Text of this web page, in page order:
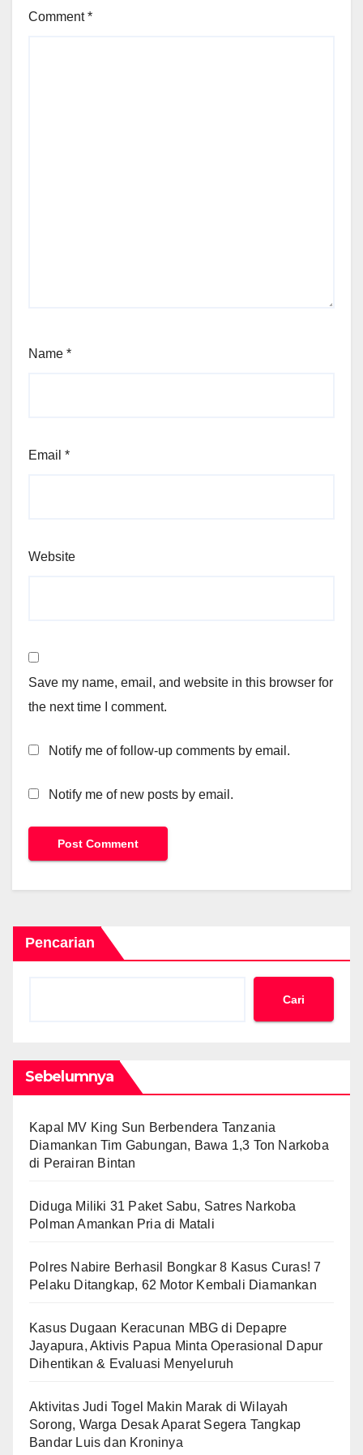
Comment*
Name *
Email *
Website
Save my name, email, and website in this browser for
the next time I comment.
Notify me of follow-up comments by email.
Notify me of new posts by email.
Pencarian
Cari
Sebelumnya
Kapal MV King Sun Berbendera Tanzania
Diamankan Tim Gabungan, Bawa 1,3 Ton Narkoba
di Perairan Bintan
Diduga Miliki 31 Paket Sabu, Satres Narkoba
Polman Amankan Pria di Matali
Polres Nabire Berhasil Bongkar 8 Kasus Curas! 7
Pelaku Ditangkap, 62 Motor Kembali Diamankan
Kasus Dugaan Keracunan MBG di Depapre
Jayapura, Aktivis Papua Minta Operasional Dapur
Dihentikan & Evaluasi Menyeluruh
Aktivitas Judi Togel Makin Marak di Wilayah
Sorong, Warga Desak Aparat Segera Tangkap
Bandar Luis dan Kroninya